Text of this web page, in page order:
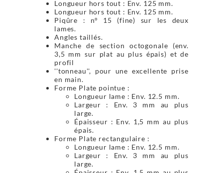
Longueur hors tout : Env. 125 mm.
Longueur hors tout : Env. 125 mm.
Piqûre : n° 15 (fine) sur les deux
lames.
Angles taillés.
Manche de section octogonale (env.
3,5 mm sur plat au plus épais) et de
profil
''tonneau'', pour une excellente prise
en main.
Forme Plate pointue :
Longueur lame : Env. 12.5 mm.
Largeur : Env. 3 mm au plus
large.
Épaisseur : Env. 1,5 mm au plus
épais.
Forme Plate rectangulaire :
Longueur lame : Env. 12.5 mm.
Largeur : Env. 3 mm au plus
large.